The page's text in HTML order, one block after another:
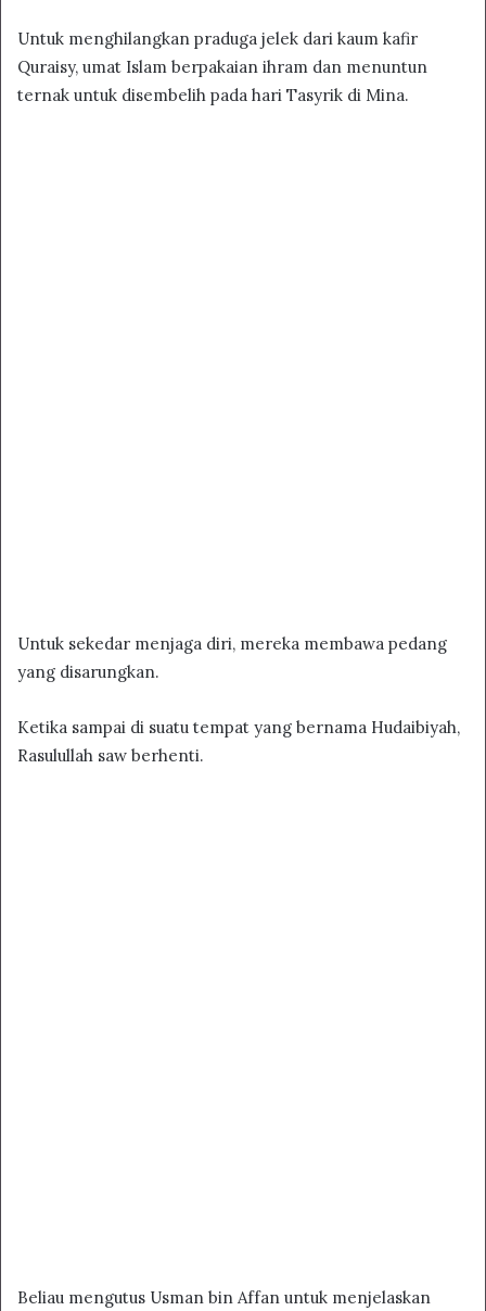
Untuk menghilangkan praduga jelek dari kaum kafir
Quraisy, umat Islam berpakaian ihram dan menuntun
ternak untuk disembelih pada hari Tasyrik di Mina.
Untuk sekedar menjaga diri, mereka membawa pedang
yang disarungkan.
Ketika sampai di suatu tempat yang bernama Hudaibiyah,
Rasulullah saw berhenti.
Beliau mengutus Usman bin Affan untuk menjelaskan